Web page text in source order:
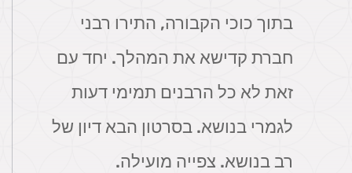
בתוך כוכי הקבורה, התירו רבני
חברת קדישא את המהלך. יחד עם
זאת לא כל הרבנים תמימי דעות
לגמרי בנושא. בסרטון הבא דיון של
רב בנושא. צפייה מועילה.